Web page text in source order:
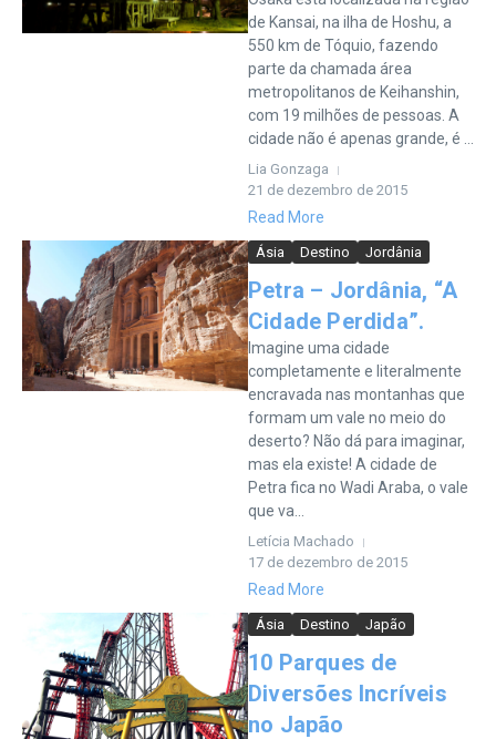
de Kansai, na ilha de Hoshu, a
550 km de Tóquio, fazendo
parte da chamada área
metropolitanos de Keihanshin,
com 19 milhões de pessoas. A
cidade não é apenas grande, é ...
Lia Gonzaga
21 de dezembro de 2015
Read More
Ásia Destino Jordânia
Petra – Jordânia, “A
Cidade Perdida”.
Imagine uma cidade
completamente e literalmente
encravada nas montanhas que
formam um vale no meio do
deserto? Não dá para imaginar,
mas ela existe! A cidade de
Petra fica no Wadi Araba, o vale
que va...
Letícia Machado
17 de dezembro de 2015
Read More
Ásia Destino Japão
10 Parques de
Diversões Incríveis
no Japão